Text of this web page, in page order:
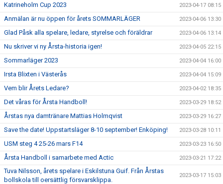
Katrineholm Cup 2023 2023-04-17 08:15
Anmälan är nu öppen för årets SOMMARLÄGER 2023-04-06 13:30
Glad Påsk alla spelare, ledare, styrelse och föräldrar 2023-04-06 13:14
Nu skriver vi ny Årsta-historia igen! 2023-04-05 22:15
Sommarläger 2023 2023-04-04 16:00
Irsta Blixten i Västerås 2023-04-04 15:09
Vem blir Årets Ledare? 2023-04-02 18:35
Det våras för Årsta Handboll! 2023-03-29 18:52
Årstas nya damtränare Mattias Holmqvist 2023-03-29 16:27
Save the date! Uppstartsläger 8-10 september! Enköping! 2023-03-28 10:11
USM steg 4 25-26 mars F14 2023-03-23 16:50
Årsta Handboll i samarbete med Actic 2023-03-21 17:22
Tuva Nilsson, årets spelare i Eskilstuna Guif. Från Årstas
bollskola till oersättlig försvarsklippa.
2023-03-17 15:03